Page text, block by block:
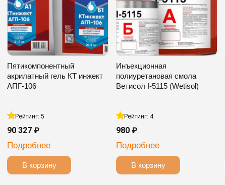
Пятикомпонентный
акрилатный гель КТ инжект
АПГ-106
Рейтинг: 5
90 327 ₽
Подробнее
В корзину
Инъекционная
полиуретановая смола
Ветисол I-5115 (Wetisol)
Рейтинг: 4
980 ₽
Подробнее
В корзину